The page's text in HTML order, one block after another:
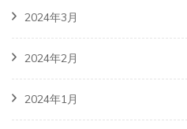
2024年3月
2024年2月
2024年1月